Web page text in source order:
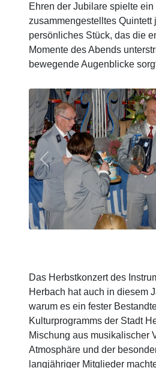
Ehren der Jubilare spielte
zusammengestelltes Quintett
persönliches Stück, das die
Momente des Abends
bewegende Augenblicke
Previous
Das Herbstkonzert des
Herbach hat auch in diesem
warum es ein fester
Kulturprogramms der Stadt
Mischung aus musikalischer
Atmosphäre und der
langjähriger Mitglieder